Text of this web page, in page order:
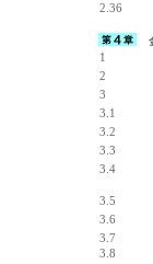
2.36
1
2
3
3.1
3.2
3.3
3.4
3.5
3.6
3.7
3.8